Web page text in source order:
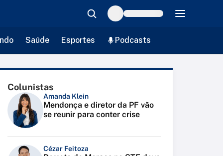
Saúde Esportes Podcasts
Colunistas
Amanda Klein
Mendonça e diretor da PF vão
se reunir para conter crise
Cézar Feitoza